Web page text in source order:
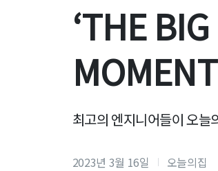
‘THE
최고의 엔지니어들이 오늘
2023년 3월 16일 오늘의집